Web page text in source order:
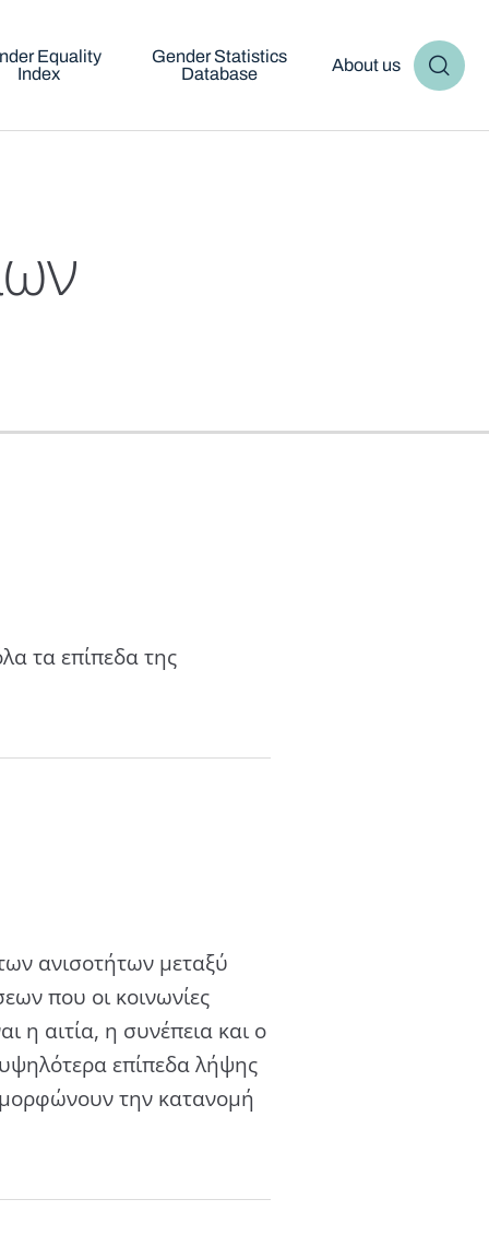
Equality
Index
Gender Statistics
Database
About us
τα επίπεδα της
ανισοτήτων μεταξύ
που οι κοινωνίες
η αιτία, η συνέπεια και ο
επίπεδα λήψης
την κατανομή